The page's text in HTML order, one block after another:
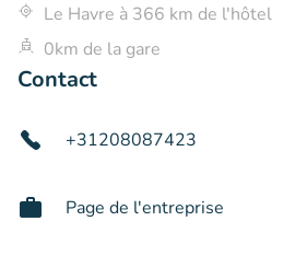
Le Havre à 366 km de l'hôtel
0km de la gare
Contact
+31208087423
Page de l'entreprise